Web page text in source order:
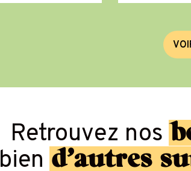
VOI
Retrouvez nos
bien d’autres